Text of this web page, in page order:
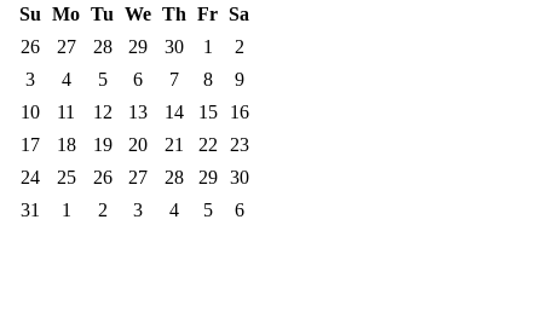
Su Mo Tu We Th Fr Sa
26
27 28 29 30 1
2
3
4 5 6 7 8
9
10
11 12 13 14 15
16
17
18 19 20 21 22
23
24
25 26 27 28 29
30
31
1 2 3 4 5 6